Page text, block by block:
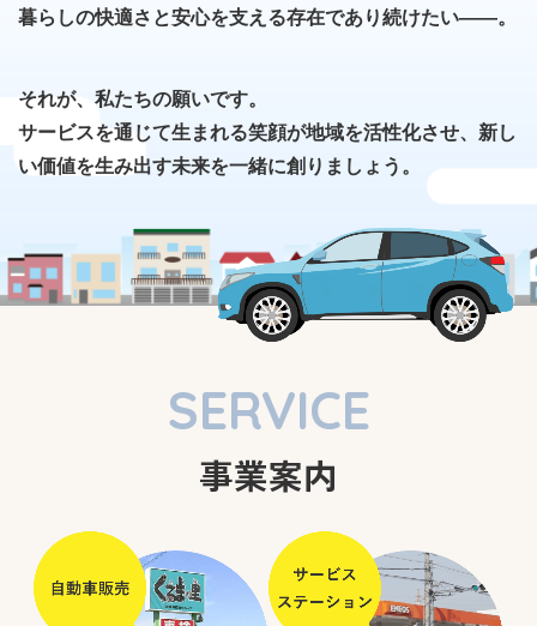
暮らしの快適さと安心を支える存在であり続けたい――。
それが、私たちの願いです。
サービスを通じて生まれる笑顔が地域を活性化させ、新し
い価値を生み出す未来を一緒に創りましょう。
SERVICE
事業案内